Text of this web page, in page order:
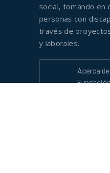
social, tomando en
personas con
través de
y laborales.
Acerca